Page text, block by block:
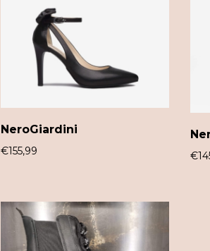
NeroGiardini
€155,99 €